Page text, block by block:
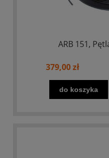
ARB 151,
379,00 zł
do koszyka